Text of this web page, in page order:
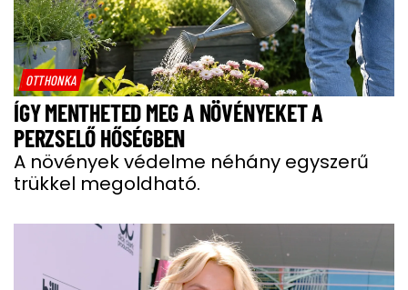
OTTHONKA
ÍGY MENTHETED MEG A NÖVÉNYEKET A
PERZSELŐ HŐSÉGBEN
A növények védelme néhány egyszerű
trükkel megoldható.